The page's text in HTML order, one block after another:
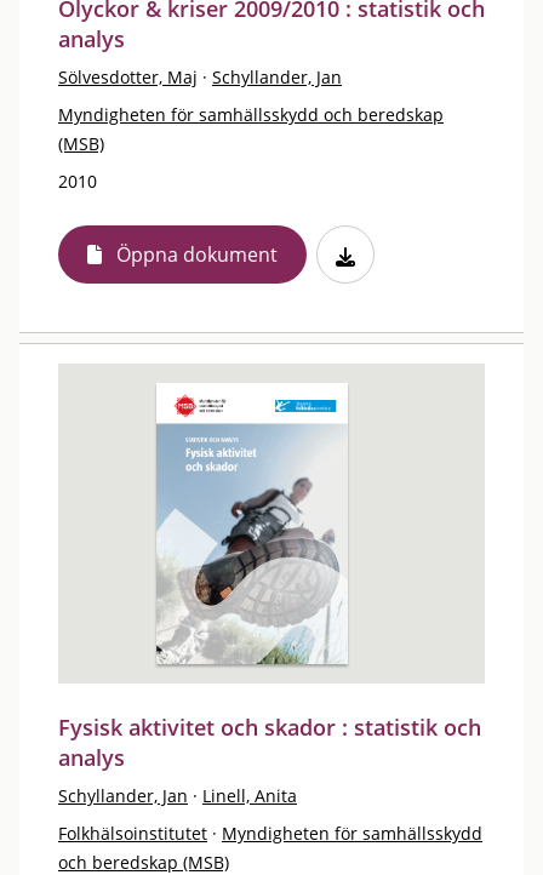
Olyckor & kriser 2009/2010 : statistik och
analys
Sölvesdotter, Maj · Schyllander, Jan
Myndigheten för samhällsskydd och beredskap
(MSB)
2010
Öppna dokument
Fysisk aktivitet och skador : statistik och
analys
Schyllander, Jan · Linell, Anita
Folkhälsoinstitutet · Myndigheten för samhällsskydd
och beredskap (MSB)